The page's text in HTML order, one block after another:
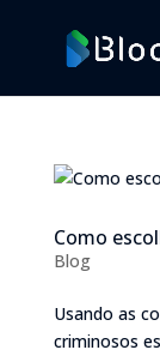
Como
Blog
Usando as
criminosos